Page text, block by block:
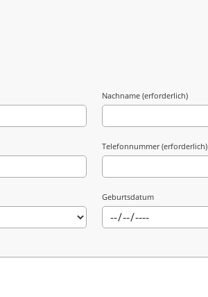
Nachname (erforderlich)
Telefonnummer (erforderlich)
Geburtsdatum